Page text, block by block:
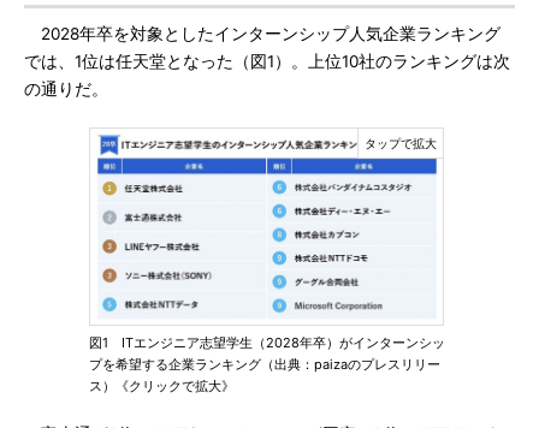
2028年卒を対象としたインターンシップ人気企業ランキング
では、1位は任天堂となった（図1）。上位10社のランキングは次
の通りだ。
図1 ITエンジニア志望学生（2028年卒）がインターンシッ
プを希望する企業ランキング（出典：paizaのプレスリリー
ス）《クリックで拡大》